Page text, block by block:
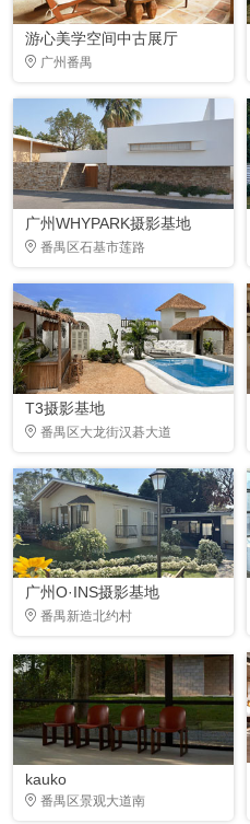
游心美学空间中古展厅
广州番禺
广州WHYPARK摄影基地
番禺区石基市莲路
T3摄影基地
番禺区大龙街汉碁大道
广州O·INS摄影基地
番禺新造北约村
kauko
番禺区景观大道南